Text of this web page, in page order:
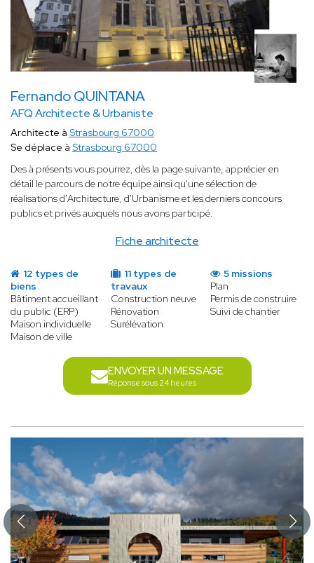
Fernando QUINTANA
AFQ Architecte & Urbaniste
Fiche architecte
Architecte à Strasbourg 67000
Se déplace à Strasbourg 67000
Des à présents vous pourrez, dès la page suivante, apprécier en
détail le parcours de notre équipe ainsi qu'une sélection de
réalisations d'Architecture, d'Urbanisme et les derniers concours
publics et privés auxquels nous avons participé.
12 types de
biens
Bâtiment accueillant
du public (ERP)
Maison individuelle
Maison de ville
11 types de
travaux
Construction neuve
Rénovation
Surélévation
5 missions
Plan
Permis de construire
Suivi de chantier
ENVOYER UN MESSAGE
Réponse sous 24 heures